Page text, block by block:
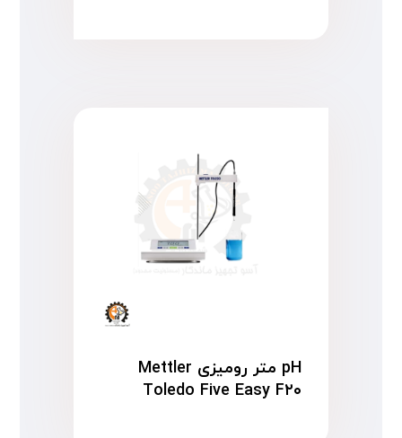
pH متر رومیزی Mettler
Toledo Five Easy F۲۰